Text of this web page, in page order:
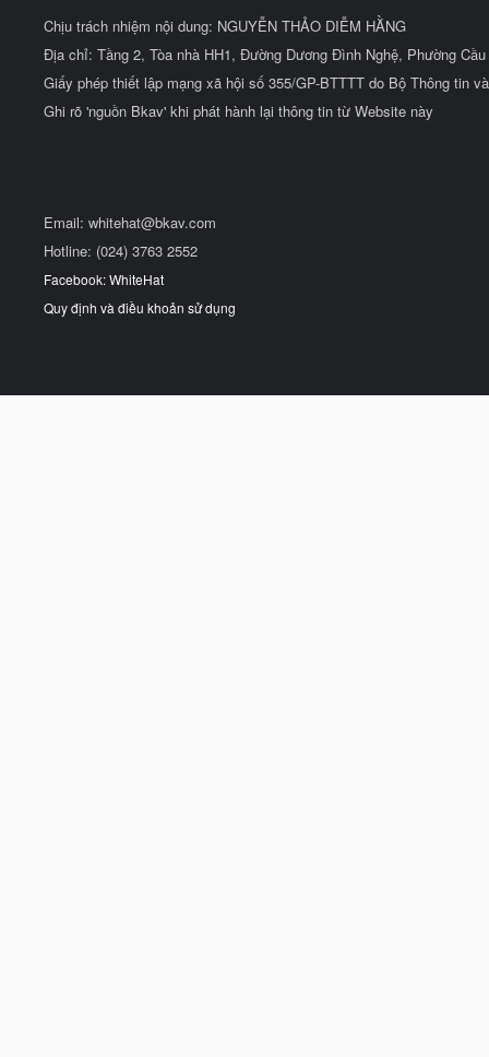
Chịu trách nhiệm nội dung: NGUYỄN THẢO DIỄM HẰNG
Địa chỉ: Tầng 2, Tòa nhà HH1, Đường Dương Đình Nghệ, Phường
Giấy phép thiết lập mạng xã hội số 355/GP-BTTTT do Bộ Thông tin
Ghi rõ 'nguồn Bkav' khi phát hành lại thông tin từ Website này
Email: whitehat@bkav.com
Hotline: (024) 3763 2552
Facebook: WhiteHat
Quy định và điều khoản sử dụng